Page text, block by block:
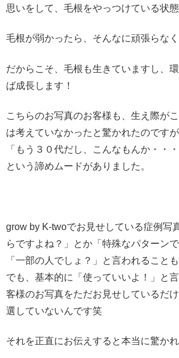
思いをして、毛根をやっつけている状態
毛根が弱かったら、そんなに頑張らなく
だからこそ、毛根も生きていますし、
ば成長します！
こちらのお写真のお客様も、生え際が
は考えていなかったと驚かれたのですが
「もう３０代だし、こんなもんか・・・
という諦めムードがありました。
grow by K-twoでお見せしている症例写
らですよね？」とか「特殊なパターン
「一部の人でしょ？」と言われることも
でも、基本的に「使っていいよ！」と
客様のお写真をただお見せしているだ
選していないんです笑
それを正直にお伝えすると本当に驚かれ